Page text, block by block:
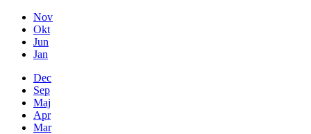
Nov
Okt
Jun
Jan
Dec
Sep
Maj
Apr
Mar